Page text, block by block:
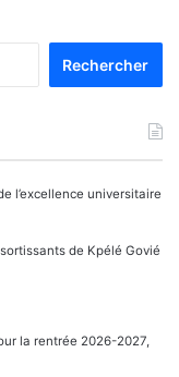
l’excellence universitaire
de Kpélé Govié
la rentrée 2026-2027,